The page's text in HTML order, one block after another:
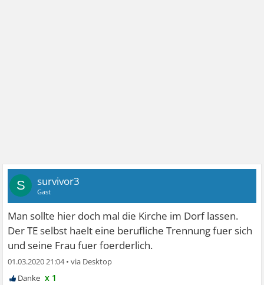
S survivor3
Gast
Man sollte hier doch mal die Kirche im Dorf lassen.
Der TE selbst haelt eine berufliche Trennung fuer sich
und seine Frau fuer foerderlich.
01.03.2020 21:04•
x 1